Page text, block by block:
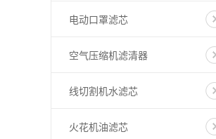
电动口罩滤芯
空气压缩机滤清器
线切割机水滤芯
火花机油滤芯